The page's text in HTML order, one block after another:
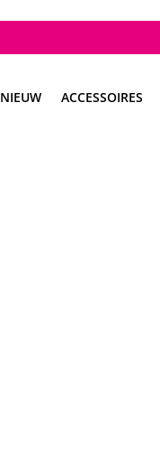
NIEUW ACCESSOIRES